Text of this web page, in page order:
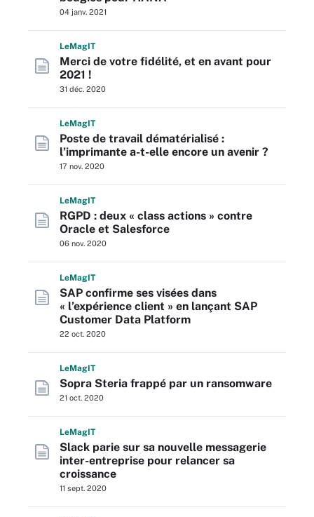
04 janv. 2021
LeMagIT
Merci de votre fidélité, et en avant pour
2021 !
31 déc. 2020
LeMagIT
Poste de travail dématérialisé :
l’imprimante a-t-elle encore un avenir ?
17 nov. 2020
LeMagIT
RGPD : deux « class actions » contre
Oracle et Salesforce
06 nov. 2020
LeMagIT
SAP confirme ses visées dans
« l’expérience client » en lançant SAP
Customer Data Platform
22 oct. 2020
LeMagIT
Sopra Steria frappé par un ransomware
21 oct. 2020
LeMagIT
Slack parie sur sa nouvelle messagerie
inter-entreprise pour relancer sa
croissance
11 sept. 2020